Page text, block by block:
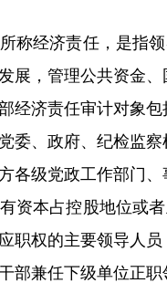
济责任，是指领
展，管理公共资金
济责任审计对象包
、政府、纪检监察
级党政工作部门、
本占控股地位或者
职权的主要领导人员
兼任下级单位正职